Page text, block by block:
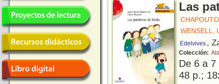
Las
WENSELL,
Edelvives ,
Colección:
De 6 a
48 p.;